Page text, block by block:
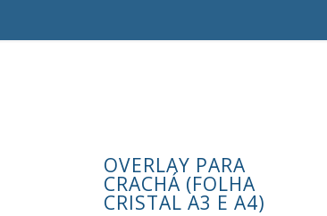
OVERLAY PARA
CRACHÁ (FOLHA
CRISTAL A3 E A4)